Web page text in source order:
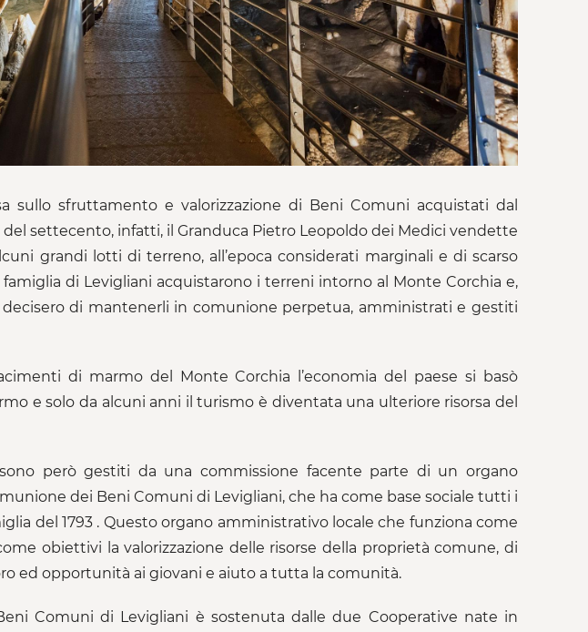
sullo sfruttamento e valorizzazione di Beni Comuni acquistati dal
del settecento, infatti, il Granduca Pietro Leopoldo dei Medici vendette
grandi lotti di terreno, all’epoca considerati marginali e di scarso
di Levigliani acquistarono i terreni intorno al Monte Corchia e,
di mantenerli in comunione perpetua, amministrati e gestiti
di marmo del Monte Corchia l’economia del paese si basò
e solo da alcuni anni il turismo è diventata una ulteriore risorsa del
però gestiti da una commissione facente parte di un organo
dei Beni Comuni di Levigliani, che ha come base sociale tutti i
del 1793 . Questo organo amministrativo locale che funziona come
obiettivi la valorizzazione delle risorse della proprietà comune, di
ed opportunità ai giovani e aiuto a tutta la comunità.
Comuni di Levigliani è sostenuta dalle due Cooperative nate in